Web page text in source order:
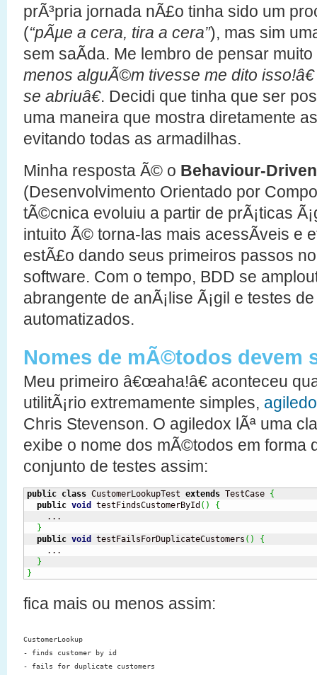
prÃ³pria jornada nÃ£o tinha sido um
(“pÃµe a cera, tira a cera”), mas sim
sem saÃ­da. Me lembro de pensar
menos alguÃ©m tivesse me dito isso!â€
se abriuâ€. Decidi que tinha que ser
uma maneira que mostra diretamente
evitando todas as armadilhas.
Minha resposta Ã© o Behaviour-
(Desenvolvimento Orientado por
tÃ©cnica evoluiu a partir de prÃ¡ticas
intuito Ã© torna-las mais acessÃ­veis e
estÃ£o dando seus primeiros passos
software. Com o tempo, BDD se
abrangente de anÃ¡lise Ã¡gil e testes
automatizados.
Nomes de mÃ©todos devem
Meu primeiro â€œaha!â€ aconteceu
utilitÃ¡rio extremamente simples,
Chris Stevenson. O agiledox lÃª uma
exibe o nome dos mÃ©todos em forma
conjunto de testes assim:
public class CustomerLookupTest extends TestCase {
public void testFindsCustomerById ( )
{
    ...
}
public void testFailsForDuplicateCustomers ( )
{
    ...
}
}
fica mais ou menos assim:
CustomerLookup
- finds customer by id
- fails for duplicate customers